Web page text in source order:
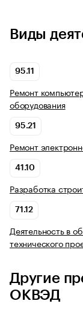
Виды
95.11
Ремонт
оборудования
95.21
Ремонт
41.10
Разработка
71.12
Деятельность в
технического
Другие
ОКВЭД